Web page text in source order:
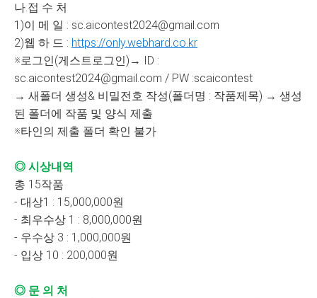
나.접 수 처
1)이 메 일 : sc.aicontest2024@gmail.com
2)웹 하 드 : https://only.webhard.co.kr
※로그인(게스트로그인)→ ID :
sc.aicontest2024@gmail.com / PW :scaicontest
→ 새폴더 생성& 비밀전호 작성(폴더명 : 작품제목) → 생성
된 폴더에 작품 및 양식 제출
※타인의 제출 폴더 확인 불가
◎ 시상내역
총 15작품
- 대상1 : 15,000,000원
- 최우수상 1 : 8,000,000원
- 우수상 3 : 1,000,000원
- 입상 10 : 200,000원
◎ 문 의 처